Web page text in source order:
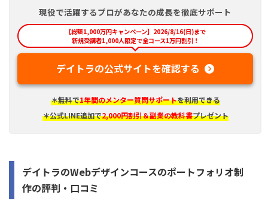
現役で活躍するプロがあなたの成長を徹底サポート
【総額1,000万円キャンペーン】2026/8/16(日)まで
新規受講者1,000人限定で全コース1万円割引！
デイトラの公式サイトを確認する
＊無料で1年間のメンター質問サポートを利用できる
＊公式LINE追加で2,000円割引＆副業の教科書プレゼント
デイトラのWebデザインコースのポートフォリオ制
作の評判・口コミ